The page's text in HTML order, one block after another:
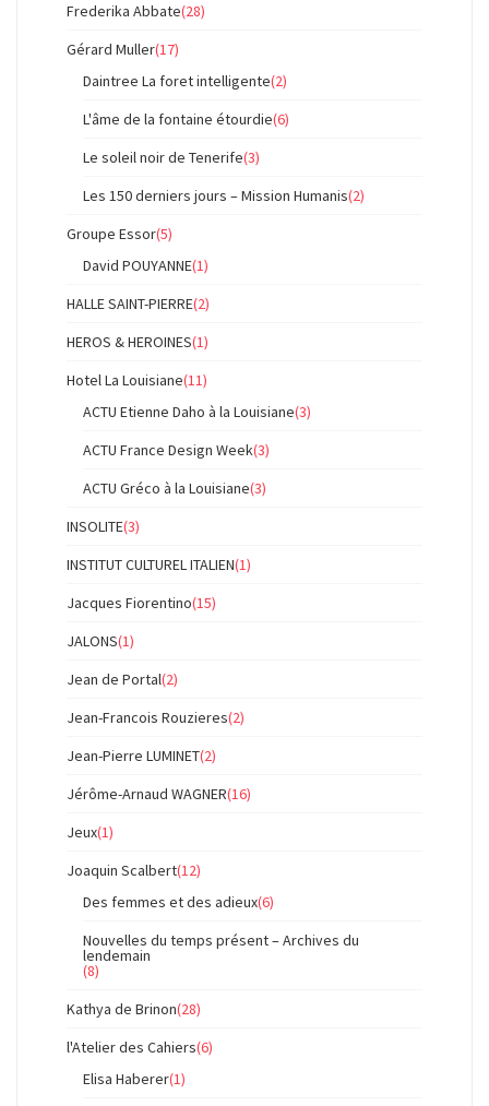
Frederika Abbate(28)
Gérard Muller(17)
Daintree La foret intelligente(2)
L'âme de la fontaine étourdie(6)
Le soleil noir de Tenerife(3)
Les 150 derniers jours – Mission Humanis(2)
Groupe Essor(5)
David POUYANNE(1)
HALLE SAINT-PIERRE(2)
HEROS & HEROINES(1)
Hotel La Louisiane(11)
ACTU Etienne Daho à la Louisiane(3)
ACTU France Design Week(3)
ACTU Gréco à la Louisiane(3)
INSOLITE(3)
INSTITUT CULTUREL ITALIEN(1)
Jacques Fiorentino(15)
JALONS(1)
Jean de Portal(2)
Jean-Francois Rouzieres(2)
Jean-Pierre LUMINET(2)
Jérôme-Arnaud WAGNER(16)
Jeux(1)
Joaquin Scalbert(12)
Des femmes et des adieux(6)
Nouvelles du temps présent – Archives du
lendemain
(8)
Kathya de Brinon(28)
l'Atelier des Cahiers(6)
Elisa Haberer(1)